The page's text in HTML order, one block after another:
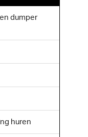
dumper
huren